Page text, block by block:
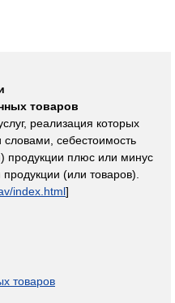
товаров
реализация которых
себестоимость
продукции плюс или минус
(или товаров).
index.html]
товаров